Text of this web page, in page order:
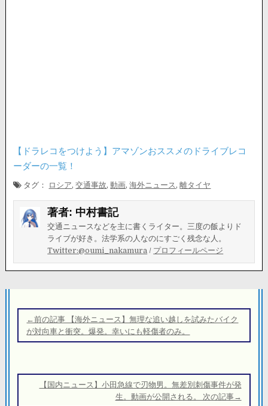
【ドラレコをつけよう】アマゾンおススメのドライブレコ
ーダーの一覧！
タグ： ロシア,交通事故,動画,海外ニュース ,離タイヤ
著者: 中村書記
交通ニュースなどを主に書くライター。三度の飯よりド
ライブが好き。法学系の人なのにすごく残念な人。
Twitter:@oumi_nakamura / プロフィールページ
稿
ナ
←前の記事 【海外ニュース】無理な追い越しを試みたバイク
が対向車と衝突。爆発。幸いにも軽傷者のみ。
【国内ニュース】小田急線で刃物男。無差別刺傷事件が発
生。動画が公開される。 次の記事→